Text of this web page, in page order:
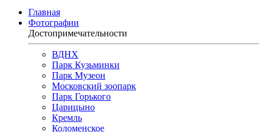
Главная
Фотографии
Достопримечательности
ВДНХ
Парк Кузьминки
Парк Музеон
Московский зоопарк
Парк Горького
Царицыно
Кремль
Коломенское